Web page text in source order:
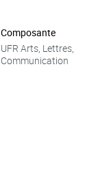
Composante
UFR Arts, Lettres,
Communication